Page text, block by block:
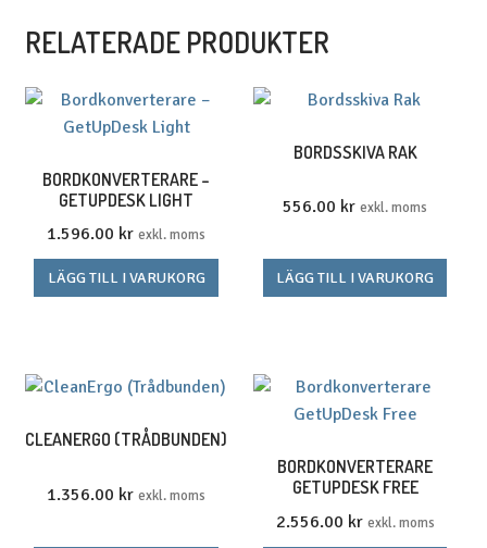
RELATERADE PRODUKTER
BORDKONVERTERARE –
GETUPDESK LIGHT
1.596.00 kr exkl. moms
LÄGG TILL I VARUKORG
BORDSSKIVA RAK
556.00 kr exkl. moms
LÄGG TILL I VARUKORG
CLEANERGO (TRÅDBUNDEN)
1.356.00 kr exkl. moms
BORDKONVERTERARE
GETUPDESK FREE
2.556.00 kr exkl. moms